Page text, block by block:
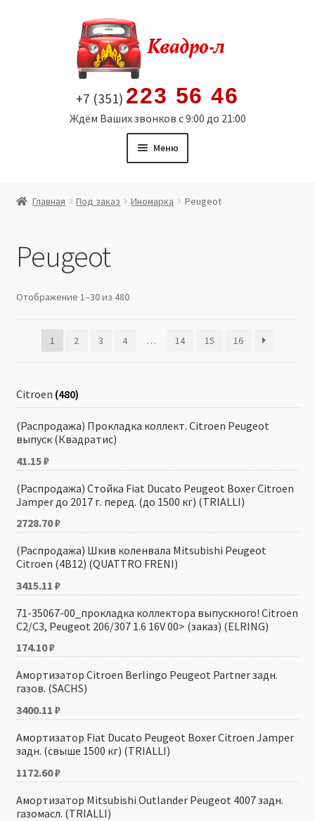
содержимому
+7 (351) 223 56 46
Ждём Ваших звонков с 9:00 до 21:00
Меню
Мой аккаунт
Политика в отношении обработки персональных
Производители
Главная Под заказ Иномарка Peugeot
Peugeot
Отображение 1–30 из 480
1 2 3 4 … 14 15 16
Citroen (480)
(Распродажа) Прокладка коллект. Citroen Peugeot
выпуск (Квадратис)
41.15₽
(Распродажа) Стойка Fiat Ducato Peugeot Boxer Citroen
Jamper до 2017 г. перед. (до 1500 кг) (TRIALLI)
2728.70₽
(Распродажа) Шкив коленвала Mitsubishi Peugeot
Citroen (4B12) (QUATTRO FRENI)
3415.11 ₽
71-35067-00_прокладка коллектора выпускного! Citroen
C2/C3, Peugeot 206/307 1.6 16V 00> (заказ) (ELRING)
174.10₽
Амортизатор Citroen Berlingo Peugeot Partner задн.
газов. (SACHS)
3400.11 ₽
Амортизатор Fiat Ducato Peugeot Boxer Citroen Jamper
задн. (свыше 1500 кг) (TRIALLI)
1172.60₽
Амортизатор Mitsubishi Outlander Peugeot 4007 задн.
газомасл. (TRIALLI)